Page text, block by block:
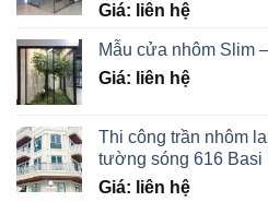
Giá: liên hệ
Mẫu cửa nhôm Slim
Giá: liên hệ
Thi công trần nhôm
tường sóng 616 Basi
Giá: liên hệ